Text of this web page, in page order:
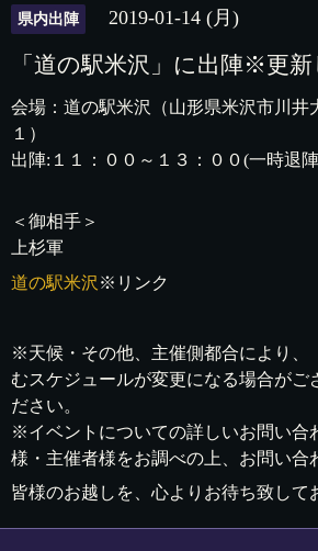
県内出陣 2019-01-14 (月)
「道の駅米沢」に出陣※更新
会場：道の駅米沢（山形県米沢市川井
１）
出陣:１１：００～１３：００(一時退陣
＜御相手＞
上杉軍
道の駅米沢 ※リンク
※天候・その他、主催側都合により、
むスケジュールが変更になる場合がご
ださい。
※イベントについての詳しいお問い合
様・主催者様をお調べの上、お問い合
皆様のお越しを、心よりお待ち致して